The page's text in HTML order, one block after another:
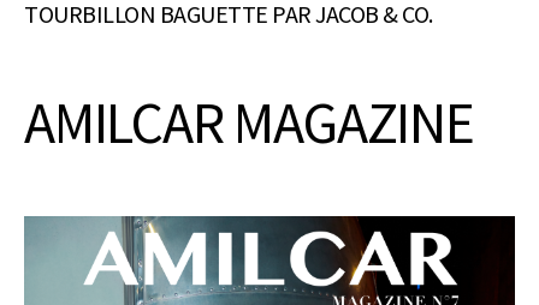
TOURBILLON BAGUETTE PAR JACOB & CO.
AMILCAR MAGAZINE